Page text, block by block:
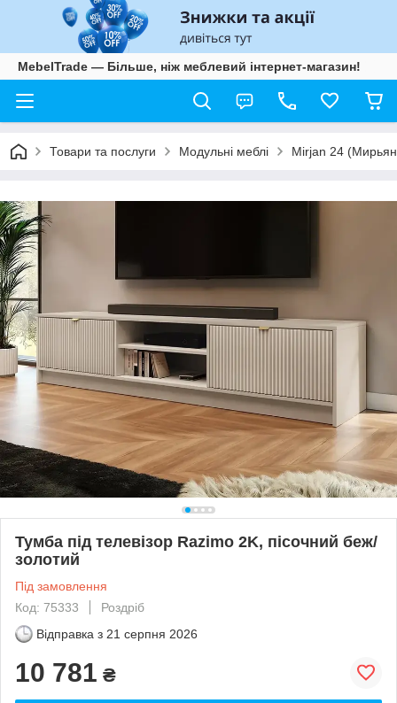
MebelTrade — Більше, ніж меблевий інтернет-магазин!
Товари та послуги Модульні меблі Mirjan 24
Тумба під телевізор Razimo 2K, пісочний беж/
золотий
Під замовлення
Код: 75333
Роздріб
Відправка з 21 серпня 2026
10 781 ₴